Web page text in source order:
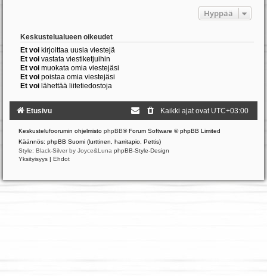
Hyppää
Keskustelualueen oikeudet
Et voi kirjoittaa uusia viestejä
Et voi vastata viestiketjuihin
Et voi muokata omia viestejäsi
Et voi poistaa omia viestejäsi
Et voi lähettää liitetiedostoja
Etusivu Kaikki ajat ovat UTC+03:00
Keskustelufoorumin ohjelmisto phpBB® Forum Software © phpBB Limited
Käännös: phpBB Suomi (lurttinen, harritapio, Pettis)
Style: Black-Silver by Joyce&Luna phpBB-Style-Design
Yksityisyys | Ehdot